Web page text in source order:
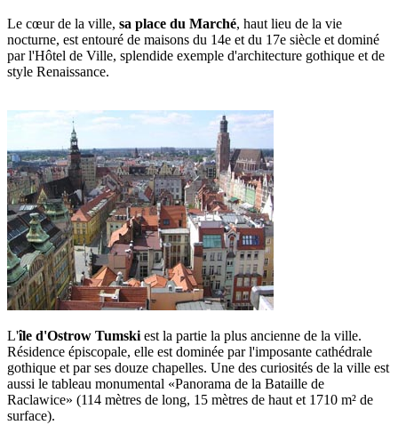
Le cœur de la ville, sa place du Marché, haut lieu de la vie
nocturne, est entouré de maisons du 14e et du 17e siècle et dominé
par l'Hôtel de Ville, splendide exemple d'architecture gothique et de
style Renaissance.
L'île d'Ostrow Tumski est la partie la plus ancienne de la ville.
Résidence épiscopale, elle est dominée par l'imposante cathédrale
gothique et par ses douze chapelles. Une des curiosités de la ville est
aussi le tableau monumental «Panorama de la Bataille de
Raclawice» (114 mètres de long, 15 mètres de haut et 1710 m² de
surface).